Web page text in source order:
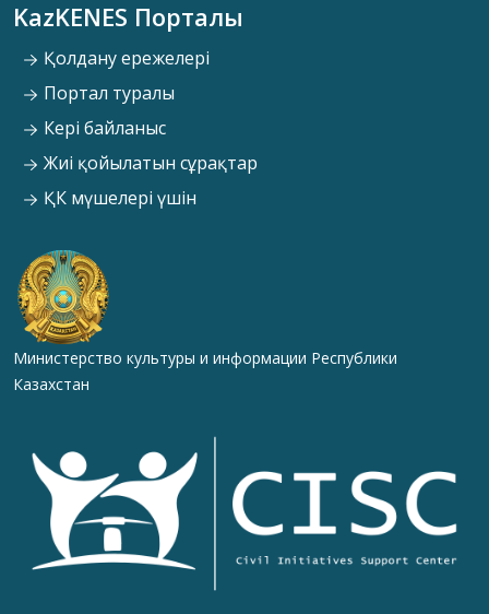
KazKENES Порталы
Қолдану ережелері
Портал туралы
Кері байланыс
Жиі қойылатын сұрақтар
ҚК мүшелері үшін
Министерство культуры и информации Республики
Казахстан